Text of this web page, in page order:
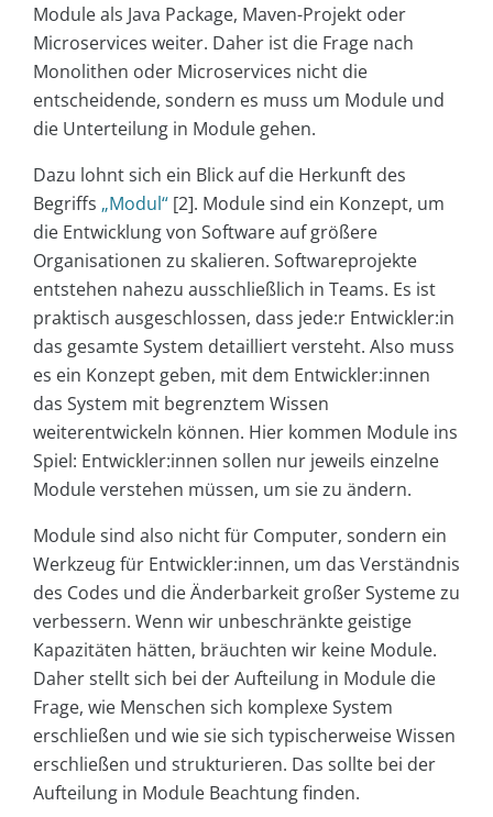
Module als Java Package, Maven-Projekt oder
Microservices weiter. Daher ist die Frage nach
Monolithen oder Microservices nicht die
entscheidende, sondern es muss um Module und
die Unterteilung in Module gehen.
Dazu lohnt sich ein Blick auf die Herkunft des
Begriffs „Modul“ [2]. Module sind ein Konzept, um
die Entwicklung von Software auf größere
Organisationen zu skalieren. Softwareprojekte
entstehen nahezu ausschließlich in Teams. Es ist
praktisch ausgeschlossen, dass jede:r Entwickler:in
das gesamte System detailliert versteht. Also muss
es ein Konzept geben, mit dem Entwickler:innen
das System mit begrenztem Wissen
weiterentwickeln können. Hier kommen Module ins
Spiel: Entwickler:innen sollen nur jeweils einzelne
Module verstehen müssen, um sie zu ändern.
Module sind also nicht für Computer, sondern ein
Werkzeug für Entwickler:innen, um das Verständnis
des Codes und die Änderbarkeit großer Systeme zu
verbessern. Wenn wir unbeschränkte geistige
Kapazitäten hätten, bräuchten wir keine Module.
Daher stellt sich bei der Aufteilung in Module die
Frage, wie Menschen sich komplexe System
erschließen und wie sie sich typischerweise Wissen
erschließen und strukturieren. Das sollte bei der
Aufteilung in Module Beachtung finden.